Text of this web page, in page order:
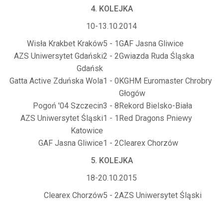
4. KOLEJKA
10-13.10.2014
Wisła Krakbet Kraków5 - 1GAF Jasna Gliwice
AZS Uniwersytet Gdański
Gdańsk
2 - 2Gwiazda Ruda Śląska
Gatta Active Zduńska Wola1 - 0KGHM Euromaster Chrobry
Głogów
Pogoń '04 Szczecin3 - 8Rekord Bielsko-Biała
AZS Uniwersytet Śląski
Katowice
1 - 1 Red Dragons Pniewy
GAF Jasna Gliwice1 - 2Clearex Chorzów
5. KOLEJKA
18-20.10.2015
Clearex Chorzów5 - 2AZS Uniwersytet Śląski